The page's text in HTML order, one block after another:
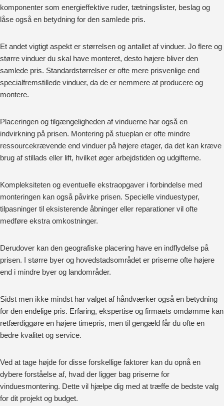
komponenter som energieffektive ruder, tætningslister, beslag og
låse også en betydning for den samlede pris.
Et andet vigtigt aspekt er størrelsen og antallet af vinduer. Jo flere og
større vinduer du skal have monteret, desto højere bliver den
samlede pris. Standardstørrelser er ofte mere prisvenlige end
specialfremstillede vinduer, da de er nemmere at producere og
montere.
Placeringen og tilgængeligheden af vinduerne har også en
indvirkning på prisen. Montering på stueplan er ofte mindre
ressourcekrævende end vinduer på højere etager, da det kan kræve
brug af stillads eller lift, hvilket øger arbejdstiden og udgifterne.
Kompleksiteten og eventuelle ekstraopgaver i forbindelse med
monteringen kan også påvirke prisen. Specielle vinduestyper,
tilpasninger til eksisterende åbninger eller reparationer vil ofte
medføre ekstra omkostninger.
Derudover kan den geografiske placering have en indflydelse på
prisen. I større byer og hovedstadsområdet er priserne ofte højere
end i mindre byer og landområder.
Sidst men ikke mindst har valget af håndværker også en betydning
for den endelige pris. Erfaring, ekspertise og firmaets omdømme kan
retfærdiggøre en højere timepris, men til gengæld får du ofte en
bedre kvalitet og service.
Ved at tage højde for disse forskellige faktorer kan du opnå en
dybere forståelse af, hvad der ligger bag priserne for
vinduesmontering. Dette vil hjælpe dig med at træffe de bedste valg
for dit projekt og budget.